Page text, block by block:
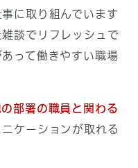
に取り組んでいます
談でリフレッシュで
って働きやすい職場
の部署の職員と関わる
ケーションが取れる